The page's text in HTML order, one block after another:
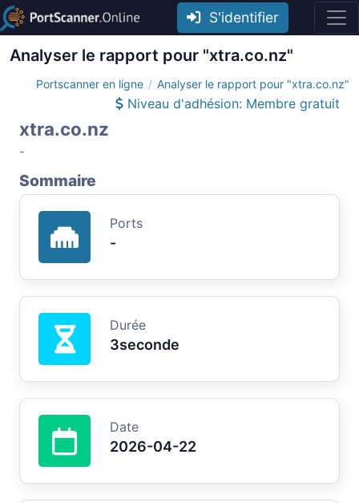
S'identifier
Analyser le rapport pour "xtra.co.nz"
Portscanner en ligne Analyser le rapport pour "xtra.co.nz"
Niveau d'adhésion: Membre gratuit
xtra.co.nz
-
Sommaire
Ports
-
Durée
3seconde
Date
2026-04-22